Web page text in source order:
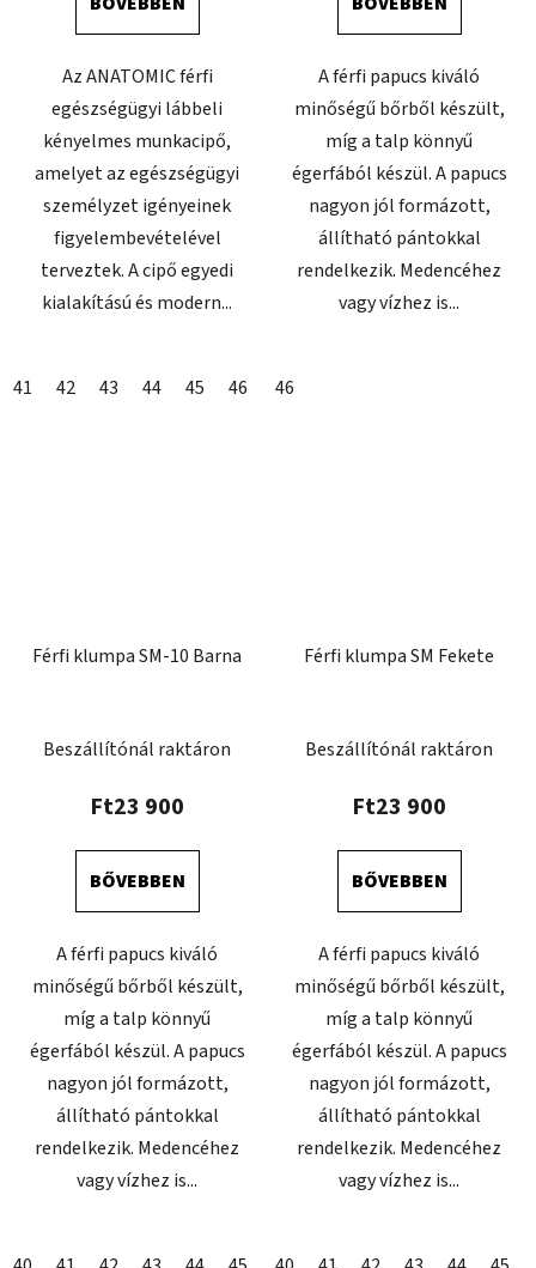
Az ANATOMIC férfi
egészségügyi lábbeli
kényelmes munkacipő,
amelyet az egészségügyi
személyzet igényeinek
figyelembevételével
terveztek. A cipő egyedi
kialakítású és modern...
41 42 43 44 45 46 47
A férfi papucs kiváló
minőségű bőrből készült,
míg a talp könnyű
égerfából készül. A papucs
nagyon jól formázott,
állítható pántokkal
rendelkezik. Medencéhez
vagy vízhez is...
46
Férfi klumpa SM-10 Barna
Beszállítónál raktáron
Ft23 900
BŐVEBBEN
A férfi papucs kiváló
minőségű bőrből készült,
míg a talp könnyű
égerfából készül. A papucs
nagyon jól formázott,
állítható pántokkal
rendelkezik. Medencéhez
vagy vízhez is...
Férfi klumpa SM Fekete
Beszállítónál raktáron
Ft23 900
BŐVEBBEN
A férfi papucs kiváló
minőségű bőrből készült,
míg a talp könnyű
égerfából készül. A papucs
nagyon jól formázott,
állítható pántokkal
rendelkezik. Medencéhez
vagy vízhez is...